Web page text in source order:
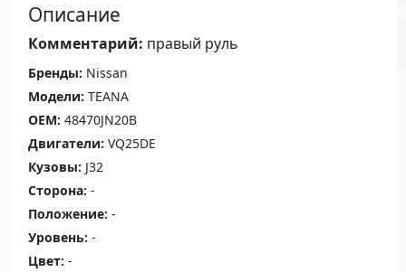
Описание
Комментарий: правый руль
Бренды: Nissan
Модели: TEANA
OEM: 48470JN20B
Двигатели: VQ25DE
Кузовы: J32
Сторона: -
Положение: -
Уровень: -
Цвет: -